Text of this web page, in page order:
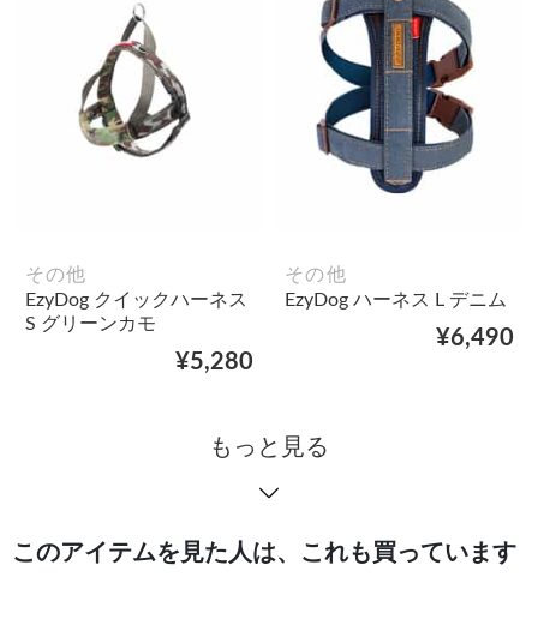
その他
EzyDog クイックハーネス
S グリーンカモ
¥5,280
その他
EzyDog ハーネス L デニム
¥6,490
もっと見る
このアイテムを見た人は、これも買っています